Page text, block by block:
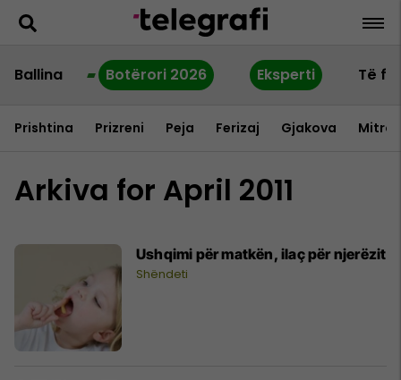
Ballina Botërori 2026 Eksperti Të
Prishtina Prizreni Peja Ferizaj Gjakova
Arkiva for April 2011
Ushqimi për matkën, ilaç për njerëzit
Shëndeti